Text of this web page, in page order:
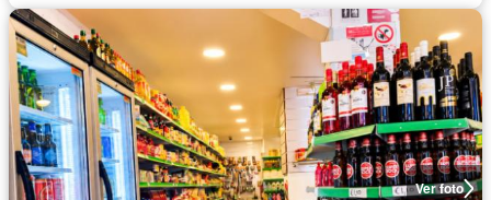
Ver foto